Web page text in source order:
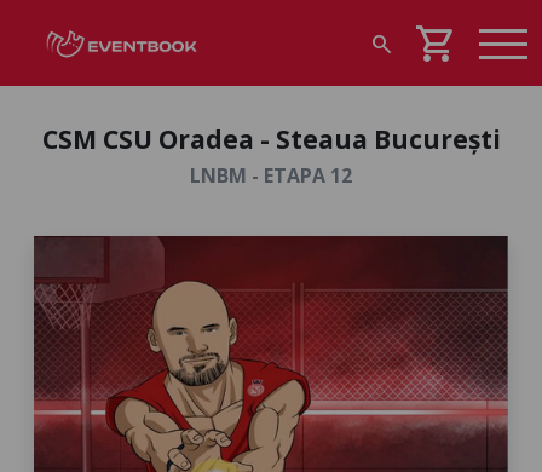
search shopping_cart
CSM CSU Oradea - Steaua București
LNBM - ETAPA 12